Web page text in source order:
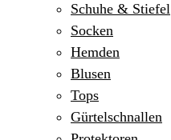
Schuhe & Stiefel
Socken
Hemden
Blusen
Tops
Gürtelschnallen